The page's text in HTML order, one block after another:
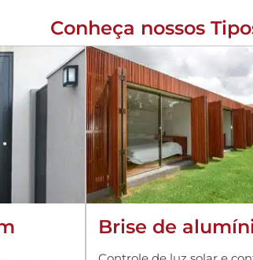
Conheça nossos
Brise de